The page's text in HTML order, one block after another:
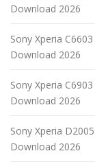
Download 2026
Sony Xperia
Download 2026
Sony Xperia
Download 2026
Sony Xperia
Download 2026